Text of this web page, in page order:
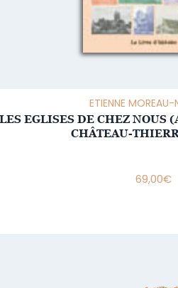
ETIENNE MOREAU-
LES EGLISES DE CHEZ NOUS
CHÂTEAU-
69,00€